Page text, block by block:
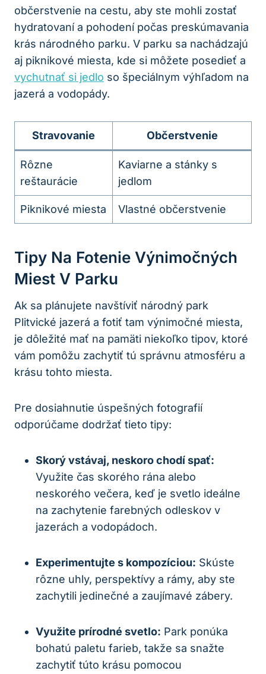
‌občerstvenie ‌na cestu, aby ⁢ste mohli zostať
hydratovaní a pohodení počas preskúmavania
krás národného parku. ​V parku sa nachádzajú
⁢aj piknikové miesta, kde si môžete‍ posedieť⁣ a
vychutnať si jedlo so​ špeciálnym výhľadom na
jazerá ⁣a vodopády.
Stravovanie Občerstvenie
Rôzne
reštaurácie
Kaviarne a stánky s
jedlom
Piknikové miesta Vlastné občerstvenie
Tipy Na Fotenie Výnimočných
Miest‍ V‌ Parku
Ak ⁢sa⁣ plánujete⁢ navštíviť​ národný park
Plitvické jazerá a fotiť⁣ tam výnimočné miesta,
je ​dôležité‌ mať na pamäti niekoľko tipov, ⁣ktoré⁢
vám ​pomôžu zachytiť tú ‌správnu atmosféru a
krásu⁤ tohto ‍miesta.
Pre dosiahnutie ⁤úspešných fotografií⁤
odporúčame dodržať tieto ⁤tipy:
Skorý vstávaj, neskoro chodí ‍spať:
Využite ‌čas skorého rána alebo
neskorého večera, keď je svetlo ideálne ​
na zachytenie farebných odleskov v
jazerách a vodopádoch.
Experimentujte s kompozíciou: Skúste
rôzne ⁢uhly, perspektívy a rámy, aby ste⁤
zachytili jedinečné a zaujímavé ⁣zábery.
Využite prírodné⁤ svetlo: Park ponúka
bohatú paletu farieb, takže sa snažte⁣
zachytiť túto krásu⁣ pomocou